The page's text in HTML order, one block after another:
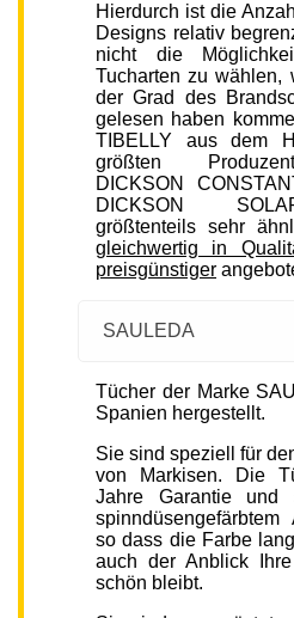
Hierdurch ist die
Designs relativ
nicht die
Tucharten zu wählen,
der Grad des
gelesen haben
TIBELLY aus dem
größten
DICKSON
DICKSON
größtenteils sehr
gleichwertig in
preisgünstiger
SAULEDA
Tücher der Marke
Spanien hergestellt.
Sie sind speziell für
von Markisen. Die
Jahre Garantie und
spinndüsengefärbtem
so dass die Farbe
auch der Anblick
schön bleibt.